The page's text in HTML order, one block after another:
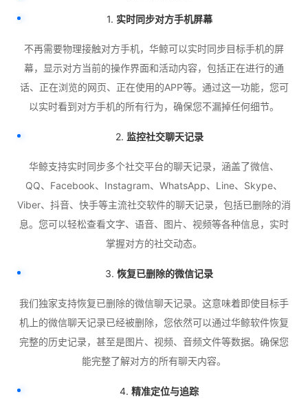
1. 实时同步对方手机屏幕
不再需要物理接触对方手机，华鲸可以实时同步目标手机的屏
幕，显示对方当前的操作界面和活动内容，包括正在进行的通
话、正在浏览的网页、正在使用的APP等。通过这一功能，您可
以实时看到对方手机的所有行为，确保您不漏掉任何细节。
2. 监控社交聊天记录
华鲸支持实时同步多个社交平台的聊天记录，涵盖了微信、
QQ、Facebook、Instagram、WhatsApp、Line、Skype、
Viber、抖音、快手等主流社交软件的聊天记录，包括已删除的消
息。您可以轻松查看文字、语音、图片、视频等各种信息，实时
掌握对方的社交动态。
3. 恢复已删除的微信记录
我们独家支持恢复已删除的微信聊天记录。这意味着即使目标手
机上的微信聊天记录已经被删除，您依然可以通过华鲸软件恢复
完整的历史记录，甚至是图片、视频、音频文件等数据。确保您
能完整了解对方的所有聊天内容。
4. 精准定位与追踪